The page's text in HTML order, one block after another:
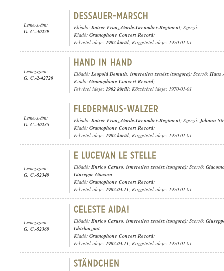
Lemezszám:
G. C.-40229
Előadó: Kaiser Franz-Garde-Grenadier-Regiment; Szerző: -
Kiadó: Gramophone Concert Record;
Felvétel ideje: 1902 körül; Közzététel ideje: 1970-01-01
Lemezszám:
G. C.-2-42720
Előadó: Leopold Demuth, ismeretlen zenész (zongora); Szerző: Hans
Kiadó: Gramophone Concert Record;
Felvétel ideje: 1902 körül; Közzététel ideje: 1970-01-01
Lemezszám:
G. C.-40235
Előadó: Kaiser Franz-Garde-Grenadier-Regiment; Szerző:Johann
Kiadó: Gramophone Concert Record;
Felvétel ideje: 1902 körül; Közzététel ideje: 1970-01-01
Lemezszám:
G. C.-52349
Előadó: Enrico Caruso, ismeretlen zenész (zongora); Szerző:
Giuseppe Giacosa
Kiadó: Gramophone Concert Record;
Felvétel ideje: 1902.04.11; Közzététel ideje: 1970-01-01
Lemezszám:
G. C.-52369
Előadó: Enrico Caruso, ismeretlen zenész (zongora); Szerző:
Ghislanzoni
Kiadó: Gramophone Concert Record;
Felvétel ideje: 1902.04.11; Közzététel ideje: 1970-01-01